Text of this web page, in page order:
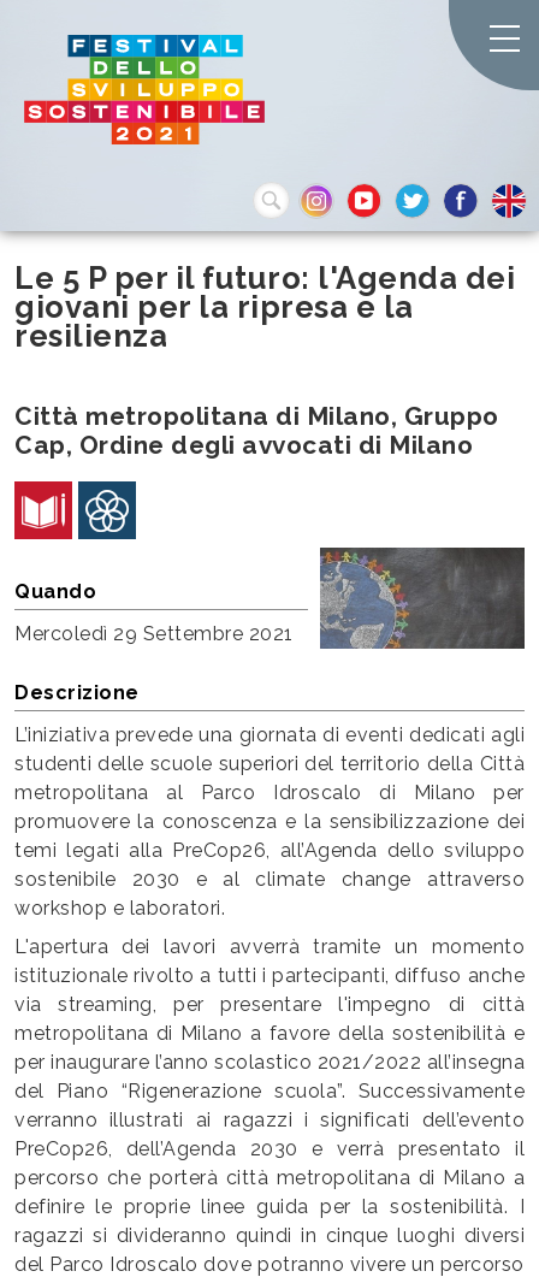
Le 5 P per il futuro: l'Agenda dei
giovani per la ripresa e la
resilienza
Città metropolitana di Milano, Gruppo
Cap, Ordine degli avvocati di Milano
Quando
Mercoledì 29 Settembre 2021
Descrizione
L’iniziativa prevede una giornata di eventi dedicati agli
studenti delle scuole superiori del territorio della Città
metropolitana al Parco Idroscalo di Milano per
promuovere la conoscenza e la sensibilizzazione dei
temi legati alla PreCop26, all’Agenda dello sviluppo
sostenibile 2030 e al climate change attraverso
workshop e laboratori.
L'apertura dei lavori avverrà tramite un momento
istituzionale rivolto a tutti i partecipanti, diffuso anche
via streaming, per presentare l'impegno di città
metropolitana di Milano a favore della sostenibilità e
per inaugurare l’anno scolastico 2021/2022 all’insegna
del Piano “Rigenerazione scuola”. Successivamente
verranno illustrati ai ragazzi i significati dell’evento
PreCop26, dell’Agenda 2030 e verrà presentato il
percorso che porterà città metropolitana di Milano a
definire le proprie linee guida per la sostenibilità. I
ragazzi si divideranno quindi in cinque luoghi diversi
del Parco Idroscalo dove potranno vivere un percorso